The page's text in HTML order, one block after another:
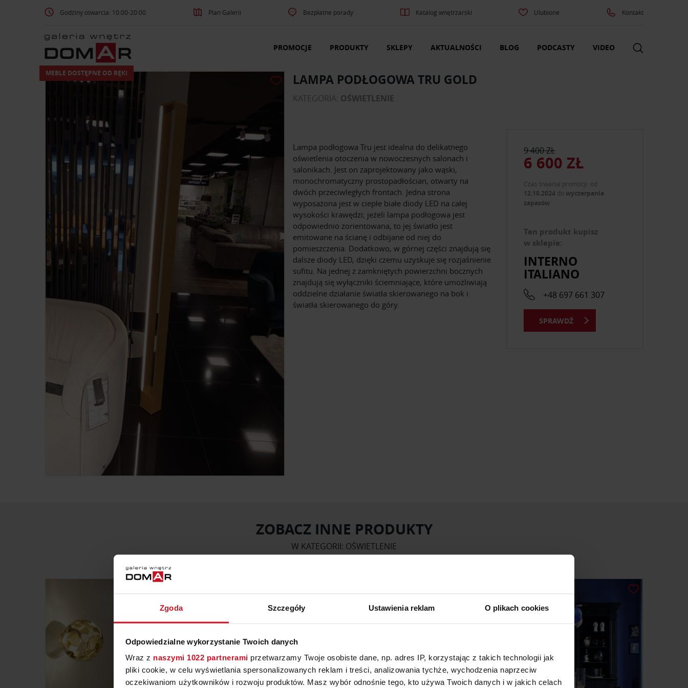
Zgoda Szczegóły Ustawienia reklam O plikach cookies
Odpowiedzialne wykorzystanie Twoich danych
Wraz z naszymi 1022 partnerami przetwarzamy Twoje osobiste dane, np. adres IP, korzystając z takich technologii jak
pliki cookie, w celu wyświetlania spersonalizowanych reklam i treści, analizowania tychże, wychodzenia naprzeciw
oczekiwaniom użytkowników i rozwoju produktów. Masz wybór odnośnie tego, kto używa Twoich danych i w jakich celach
Godziny otwarcia: 10:00-20:00 Plan Galerii Bezpłatne porady Katalog wnętrzarski Ulubione Kontakt
PROMOCJE PRODUKTY SKLEPY AKTUALNOŚCI BLOG PODCASTY VIDEO
MEBLE DOSTĘPNE OD RĘKI LAMPA PODŁOGOWA TRU GOLD
KATEGORIA: OŚWIETLENIE
Lampa podłogowa Tru jest idealna do delikatnego
oświetlenia otoczenia w nowoczesnych salonach i
salonikach. Jest on zaprojektowany jako wąski,
monochromatyczny prostopadłościan, otwarty na
dwóch przeciwległych frontach. Jedna strona
wyposażona jest w ciepłe białe diody LED na całej
wysokości krawędzi; jeżeli lampa podłogowa jest
odpowiednio zorientowana, to jej światło jest
emitowane na ścianę i odbijane od niej do
pomieszczenia. Dodatkowo, w górnej części znajdują się
dalsze diody LED, dzięki czemu uzyskuje się rozjaśnienie
sufitu. Na jednej z zamkniętych powierzchni bocznych
znajdują się wyłączniki ściemniające, które umożliwiają
oddzielne działanie światła skierowanego na bok i
światła skierowanego do góry.
9 400 ZŁ
6 600 ZŁ
Czas trwania promocji: od
12.10.2024 do wyczerpania
zapasów
Ten produkt kupisz
w sklepie:
INTERNO
ITALIANO
+48 697 661 307
SPRAWDŹ
ZOBACZ INNE PRODUKTY
W KATEGORII: OŚWIETLENIE